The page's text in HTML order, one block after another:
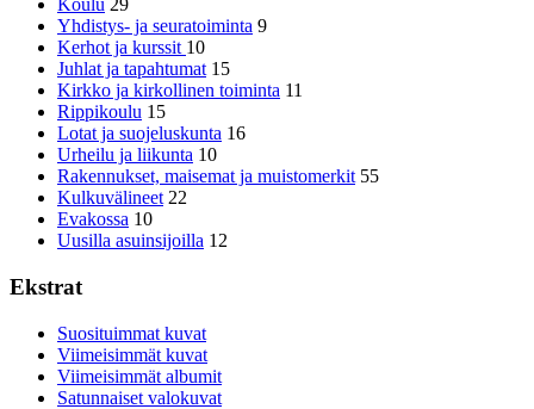
Koulu 29
Yhdistys- ja seuratoiminta 9
Kerhot ja kurssit 10
Juhlat ja tapahtumat 15
Kirkko ja kirkollinen toiminta 11
Rippikoulu 15
Lotat ja suojeluskunta 16
Urheilu ja liikunta 10
Rakennukset, maisemat ja muistomerkit 55
Kulkuvälineet 22
Evakossa 10
Uusilla asuinsijoilla 12
Ekstrat
Suosituimmat kuvat
Viimeisimmät kuvat
Viimeisimmät albumit
Satunnaiset valokuvat